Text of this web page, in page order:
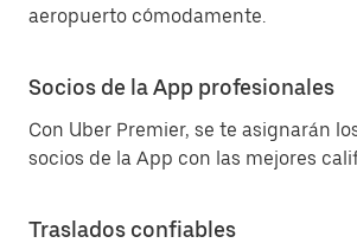
aeropuerto cómodamente.
Socios de la App profesionales
Con Uber Premier, se te asignarán
socios de la App con las mejores
Traslados confiables